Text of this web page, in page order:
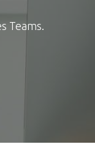
Teams.